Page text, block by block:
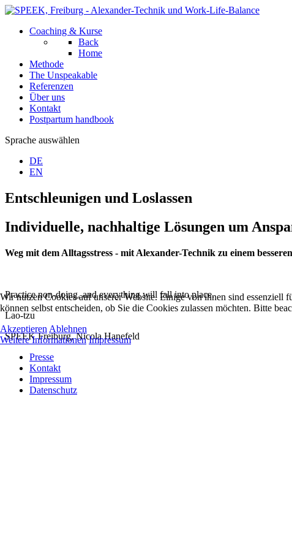
Coaching & Kurse
Back
Home
Methode
The Unspeakable
Referenzen
Über uns
Kontakt
Postpartum handbook
Sprache auswählen
DE
EN
Entschleunigen und Loslassen
Individuelle, nachhaltige Lösungen um
Weg mit dem Alltagsstress - mit Alexander-Technik zu einem
Practice non-doing, and everything will fall into place.
Lao-tzu
SPEEK Freiburg, Nicola Hanefeld
Presse
Kontakt
Impressum
Datenschutz
Wir nutzen Cookies auf unserer Website. Einige von ihnen sind essenziell
können selbst entscheiden, ob Sie die Cookies zulassen möchten. Bitte
Akzeptieren Ablehnen
Weitere Informationen Impressum